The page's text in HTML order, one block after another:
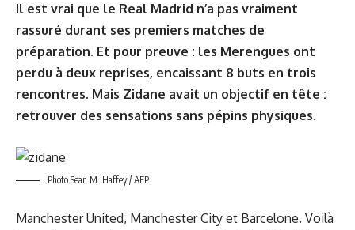
Il est vrai que le Real Madrid n’a pas vraiment
rassuré durant ses premiers matches de
préparation. Et pour preuve : les Merengues ont
perdu à deux reprises, encaissant 8 buts en trois
rencontres. Mais Zidane avait un objectif en tête :
retrouver des sensations sans pépins physiques.
Photo Sean M. Haffey / AFP
Manchester United, Manchester City et Barcelone. Voilà